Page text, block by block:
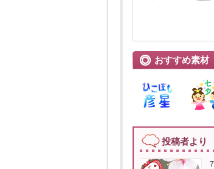
おすすめ素材
投稿者より